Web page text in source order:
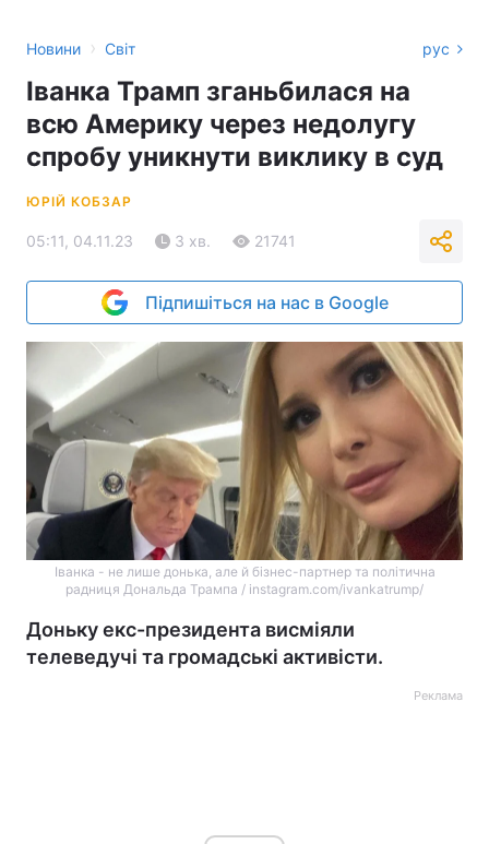
Новини › Світ рус
Іванка Трамп зганьбилася на
всю Америку через недолугу
спробу уникнути виклику в суд
ЮРІЙ КОБЗАР
05:11, 04.11.23 3 хв. 21741
Підпишіться на нас в Google
Іванка - не лише донька, але й бізнес-партнер та політична
радниця Дональда Трампа / instagram.com/ivankatrump/
Доньку екс-президента висміяли
телеведучі та громадські активісти.
Реклама